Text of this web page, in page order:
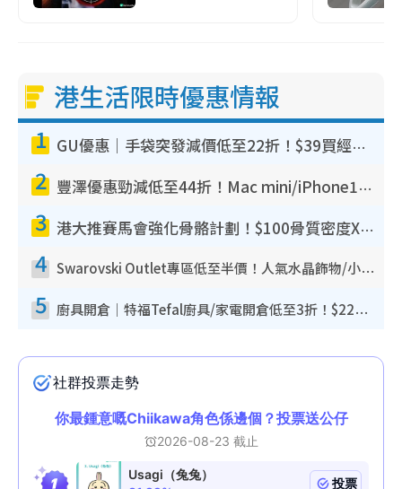
港生活限時優惠情報
1 GU優惠｜手袋突發減價低至22折！$39買經典波士頓包/餃子袋！飾物同步減價$29起！
2 豐澤優惠勁減低至44折！Mac mini/iPhone17Pro大減價！廚房家電$220起
3 港大推賽馬會強化骨骼計劃！$100骨質密度X光檢查 完成免費運動訓練送超市禮券！附參加資格
4 Swarovski Outlet專區低至半價！人氣水晶飾物/小擺設$138起！迪士尼款/水晶高跟鞋都有平
5 廚具開倉｜特福Tefal廚具/家電開倉低至3折！$220起買平底鍋/炒鑊/湯煲！電飯煲/吸塵機/燙斗$418起